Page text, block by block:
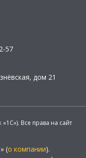
57
дом 21
Все права на сайт
(о компании).